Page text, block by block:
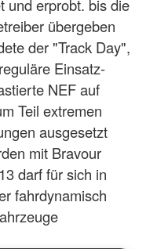
und erprobt. bis die
übergeben
der "Track Day",
Einsatz-
NEF auf
Teil extremen
ausgesetzt
mit Bravour
darf für sich in
fahrdynamisch